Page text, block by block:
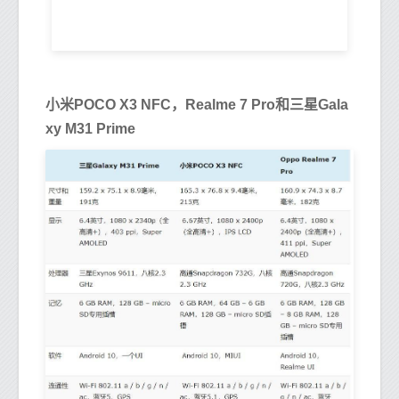
小米POCO X3 NFC，Realme 7 Pro和三星Gala
xy M31 Prime